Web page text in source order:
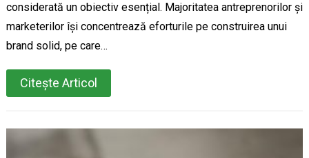
considerată un obiectiv esențial. Majoritatea antreprenorilor și
marketerilor își concentrează eforturile pe construirea unui
brand solid, pe care…
Citește Articol